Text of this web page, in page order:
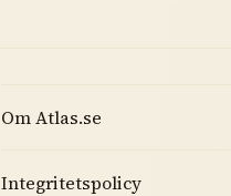
Om Atlas.se
Integritetspolicy